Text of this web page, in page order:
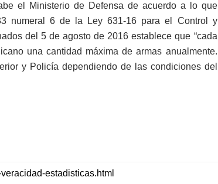
el Ministerio de Defensa de acuerdo a lo que
numeral 6 de la Ley 631-16 para el Control y
del 5 de agosto de 2016 establece que “cada
una cantidad máxima de armas anualmente.
y Policía dependiendo de las condiciones del